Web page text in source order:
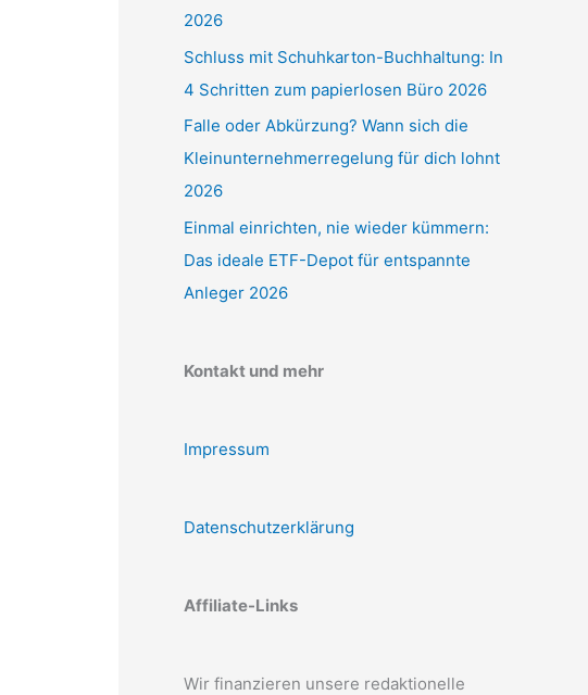
2026
Schluss mit Schuhkarton-Buchhaltung: In
4 Schritten zum papierlosen Büro 2026
Falle oder Abkürzung? Wann sich die
Kleinunternehmerregelung für dich lohnt
2026
Einmal einrichten, nie wieder kümmern:
Das ideale ETF-Depot für entspannte
Anleger 2026
Kontakt und mehr
Impressum
Datenschutzerklärung
Affiliate-Links
Wir finanzieren unsere redaktionelle